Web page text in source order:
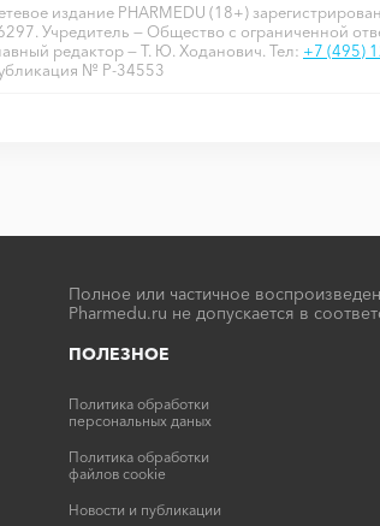
издание PHARMEDU (18+)
Учредитель — Общество с ограниченной
редактор — Т. Ю. Ходанович. Тел: +7 (495)
№ P-34553
Полное или частичное
Pharmedu.ru не допускается в
ПОЛЕЗНОЕ
Политика обработки
персональных даных
Политика обработки
файлов cookie
Новости и публикации